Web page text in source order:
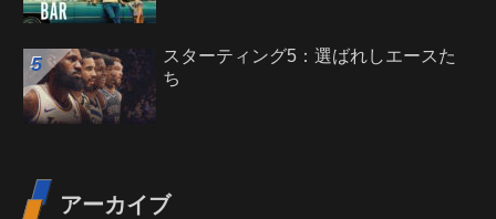
スターティング5：選ばれしエースた
ち
アーカイブ